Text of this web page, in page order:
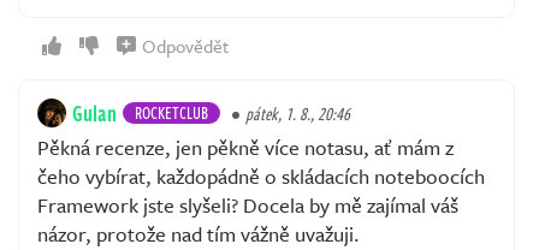
Odpovědět
Gulan ROCKETCLUB pátek, 1. 8., 20:46
Pěkná recenze, jen pěkně více notasu, ať mám z
čeho vybírat, každopádně o skládacích noteboocích
Framework jste slyšeli? Docela by mě zajímal váš
názor, protože nad tím vážně uvažuji.